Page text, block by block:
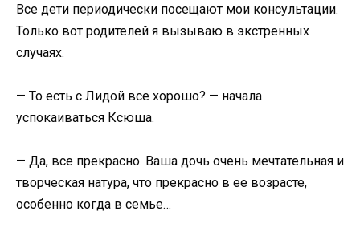
Все дети периодически посещают мои консультации.
Только вот родителей я вызываю в экстренных
случаях.
— То есть с Лидой все хорошо? — начала
успокаиваться Ксюша.
— Да, все прекрасно. Ваша дочь очень мечтательная и
творческая натура, что прекрасно в ее возрасте,
особенно когда в семье…